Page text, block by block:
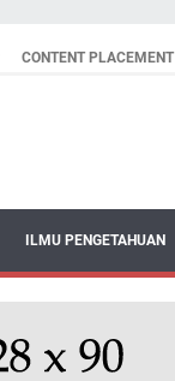
CONTENT PLACEMENT
ILMU PENGETAHUAN